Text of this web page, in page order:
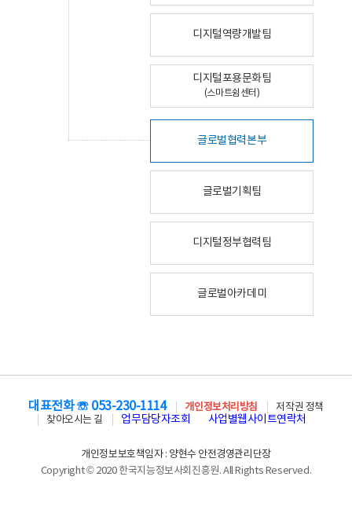
디지털역량개발팀
디지털포용문화팀
(스마트쉼센터)
글로벌협력본부
글로벌기획팀
디지털정부협력팀
글로벌아카데미
대표전화 ☏ 053-230-1114 개인정보처리방침
저작권 정책
찾아오시는 길
업무담당자조회 사업별웹사이트연락처
개인정보보호책임자 : 양현수 안전경영관리단장
Copyright © 2020 한국지능정보사회진흥원. All Rights Reserved.